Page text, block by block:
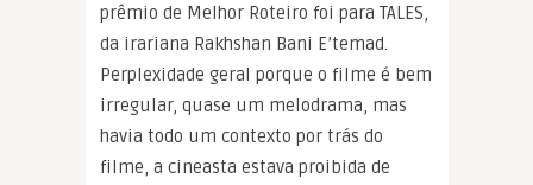
prêmio de Melhor Roteiro foi para TALES,
da irariana Rakhshan Bani E’temad.
Perplexidade geral porque o filme é bem
irregular, quase um melodrama, mas
havia todo um contexto por trás do
filme, a cineasta estava proibida de